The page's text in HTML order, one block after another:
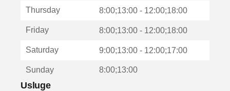
Thursday 8:00;13:00 - 12:00;18:00
Friday 8:00;13:00 - 12:00;18:00
Saturday 9:00;13:00 - 12:00;17:00
Sunday 8:00;13:00
Usluge